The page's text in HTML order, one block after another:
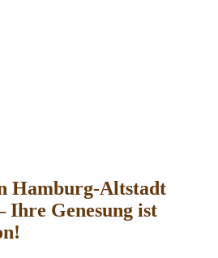
Hamburg-Altstadt
Ihre Genesung ist